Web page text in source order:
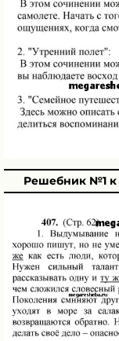
Решебник №1 к